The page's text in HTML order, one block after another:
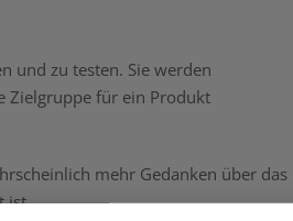
und zu testen. Sie werden
Zielgruppe für ein Produkt
mehr Gedanken über das
ist.